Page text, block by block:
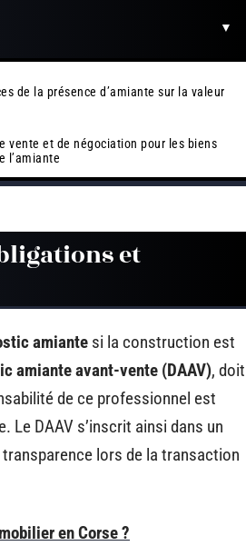
de la présence d’amiante sur la valeur
vente et de négociation pour les biens
l’amiante
et
amiante si la construction est
amiante avant-vente (DAAV), doit
de ce professionnel est
Le DAAV s’inscrit ainsi dans un
lors de la transaction
en Corse ?